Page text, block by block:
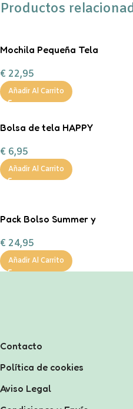
Productos
Mochila Pequeña Tela
Personalizable
€ 22,95
Añadir Al Carrito
Bolsa de tela HAPPY
€ 6,95
Añadir Al Carrito
Pack Bolso Summer y
Personalizado
€ 24,95
Añadir Al Carrito
Contacto
Política de cookies
Aviso Legal